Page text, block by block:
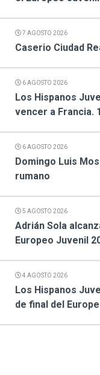
7 AGOSTO 2026
Caserio Ciudad
6 AGOSTO 2026
Los Hispanos
vencer a Francia.
6 AGOSTO 2026
Domingo Luis
rumano
5 AGOSTO 2026
Adrián Sola
Europeo Juvenil
4 AGOSTO 2026
Los Hispanos
de final del